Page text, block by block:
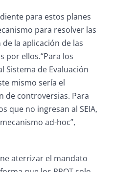
para estos planes
para resolver las
la aplicación de las
por ellos.“Para los
Sistema de Evaluación
mismo sería el
de controversias. Para
que no ingresan al SEIA,
ad-hoc”,
aterrizar el mandato